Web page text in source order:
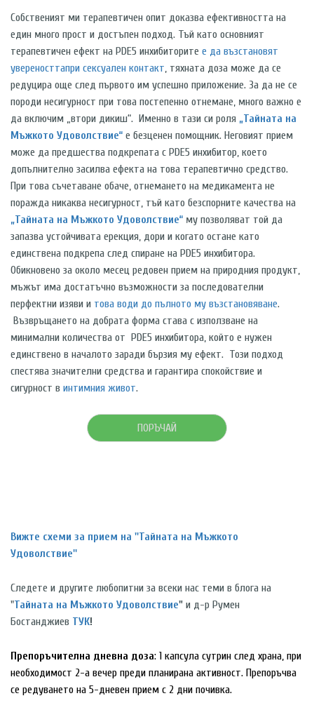
Собственият ми терапевтичен опит доказва ефективността на
един много прост и достъпен подход. Тъй като основният
терапевтичен ефект на PDE5 инхибиторите е да възстановят
увереносттапри сексуален контакт, тяхната доза може да се
редуцира още след първото им успешно приложение. За да не се
породи несигурност при това постепенно отнемане, много важно е
да включим „втори дикиш“. Именно в тази си роля „Тайната на
Мъжкото Удоволствие“ е безценен помощник. Неговият прием
може да предшества подкрепата с PDE5 инхибитор, което
допълнително засилва ефекта на това терапевтично средство.
При това съчетаване обаче, отнемането на медикамента не
поражда никаква несигурност, тъй като безспорните качества на
„Тайната на Мъжкото Удоволствие“ му позволяват той да
запазва устойчивата ерекция, дори и когато остане като
единствена подкрепа след спиране на PDE5 инхибитора.
Обикновено за около месец редовен прием на природния продукт,
мъжът има достатъчно възможности за последователни
перфектни изяви и това води до пълното му възстановяване.
Възвръщането на добрата форма става с използване на
минимални количества от PDE5 инхибитора, който е нужен
единствено в началото заради бързия му ефект. Този подход
спестява значителни средства и гарантира спокойствие и
сигурност в интимния живот.
ПОРЪЧАЙ
Вижте схеми за прием на ''Тайната на Мъжкото
Удоволствие''
Следете и другите любопитни за всеки нас теми в блога на
"Тайната на Мъжкото Удоволствие" и д-р Румен
Бостанджиев ТУК!
Препоръчителна дневна доза: 1 капсула сутрин след храна, при
необходимост 2-а вечер преди планирана активност. Препоръчва
се редуването на 5-дневен прием с 2 дни почивка.